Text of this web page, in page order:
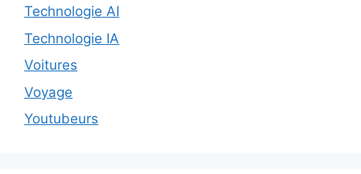
Technologie AI
Technologie IA
Voitures
Voyage
Youtubeurs